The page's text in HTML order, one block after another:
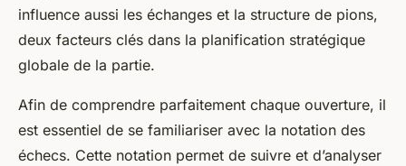
influence aussi les échanges et la structure de pions,
deux facteurs clés dans la planification stratégique
globale de la partie.
Afin de comprendre parfaitement chaque ouverture, il
est essentiel de se familiariser avec la notation des
échecs. Cette notation permet de suivre et d’analyser